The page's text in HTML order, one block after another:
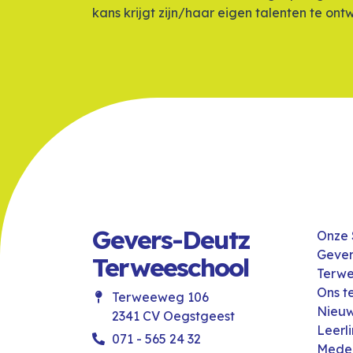
kans krijgt zijn/haar eigen talenten te
Gevers-Deutz
Terweeschool
Terweeweg 106
2341 CV Oegstgeest
071 - 565 24 32
Onze
Ons